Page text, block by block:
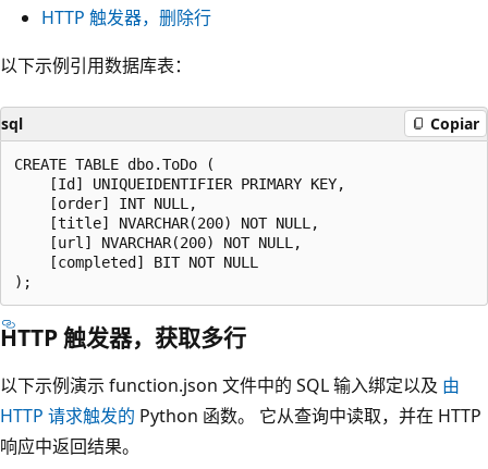
HTTP 触发器，删除行
以下示例引用数据库表：
sql Copiar
CREATE TABLE dbo.ToDo (
    [Id] UNIQUEIDENTIFIER PRIMARY KEY,
    [order] INT NULL,
    [title] NVARCHAR(200) NOT NULL,
    [url] NVARCHAR(200) NOT NULL,
    [completed] BIT NOT NULL
HTTP 触发器，获取多行
以下示例演示 function.json 文件中的 SQL 输入绑定以及 由
HTTP 请求触发的 Python 函数。 它从查询中读取，并在 HTTP
响应中返回结果。